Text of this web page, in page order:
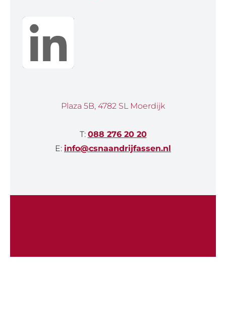
Plaza 5B, 4782 SL Moerdijk
T: 088 276 20 20
E: info@csnaandrijfassen.nl